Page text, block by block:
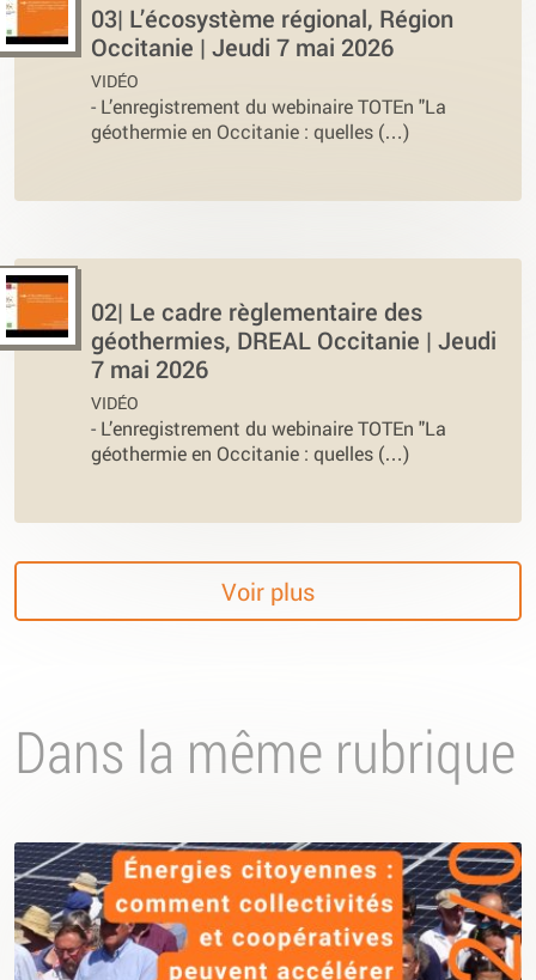
03| L’écosystème régional, Région
Occitanie | Jeudi 7 mai 2026
VIDÉO
- L’enregistrement du webinaire TOTEn "La
géothermie en Occitanie : quelles (…)
02| Le cadre règlementaire des
géothermies, DREAL Occitanie | Jeudi
7 mai 2026
VIDÉO
- L’enregistrement du webinaire TOTEn "La
géothermie en Occitanie : quelles (…)
Voir plus
Dans la même rubrique